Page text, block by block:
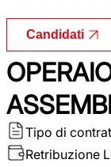
Candidati
Tipo di
Retribuzione